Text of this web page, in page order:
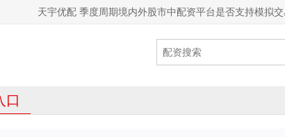
天宇优配 季度周期境内外股市中配资平台是否支持模拟
口